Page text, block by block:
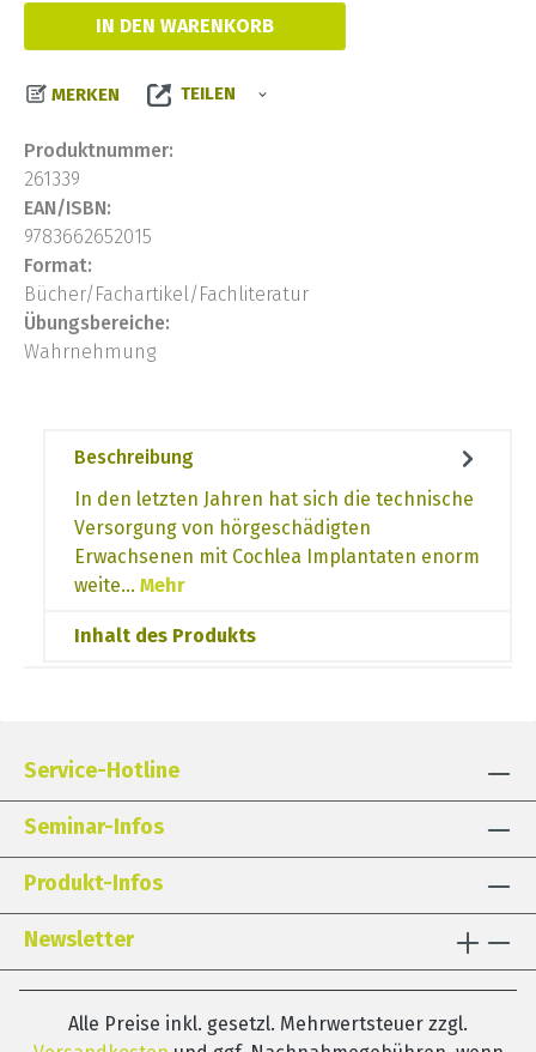
IN DEN WARENKORB
MERKEN TEILEN
Produktnummer:
261339
EAN/ISBN:
9783662652015
Format:
Bücher/Fachartikel/Fachliteratur
Übungsbereiche:
Wahrnehmung
Beschreibung
In den letzten Jahren hat sich die technische
Versorgung von hörgeschädigten
Erwachsenen mit Cochlea Implantaten enorm
weite… Mehr
Inhalt des Produkts
Service-Hotline
Seminar-Infos
Produkt-Infos
Newsletter
Alle Preise inkl. gesetzl. Mehrwertsteuer zzgl.